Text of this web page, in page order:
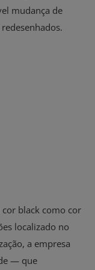
mudança de
cor black como cor
localizado no
a empresa
— que